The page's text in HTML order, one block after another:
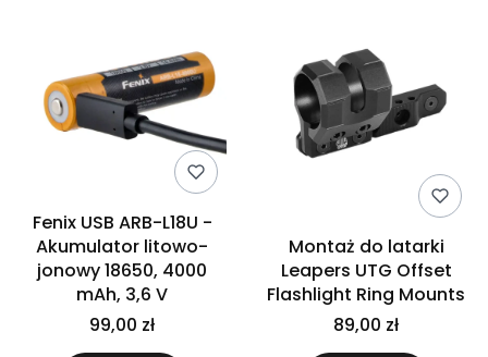
Fenix USB ARB-L18U -
Akumulator litowo-
jonowy 18650, 4000
mAh, 3,6 V
99,00 zł
Montaż do latarki
Leapers UTG Offset
Flashlight Ring Mounts
89,00 zł